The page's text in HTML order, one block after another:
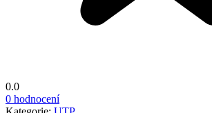
0.0
0 hodnocení